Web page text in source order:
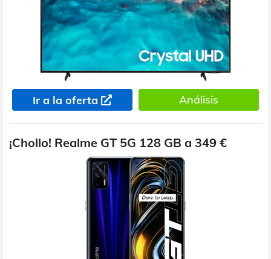
Ir a la oferta Análisis
¡Chollo! Realme GT 5G 128 GB a 349 €